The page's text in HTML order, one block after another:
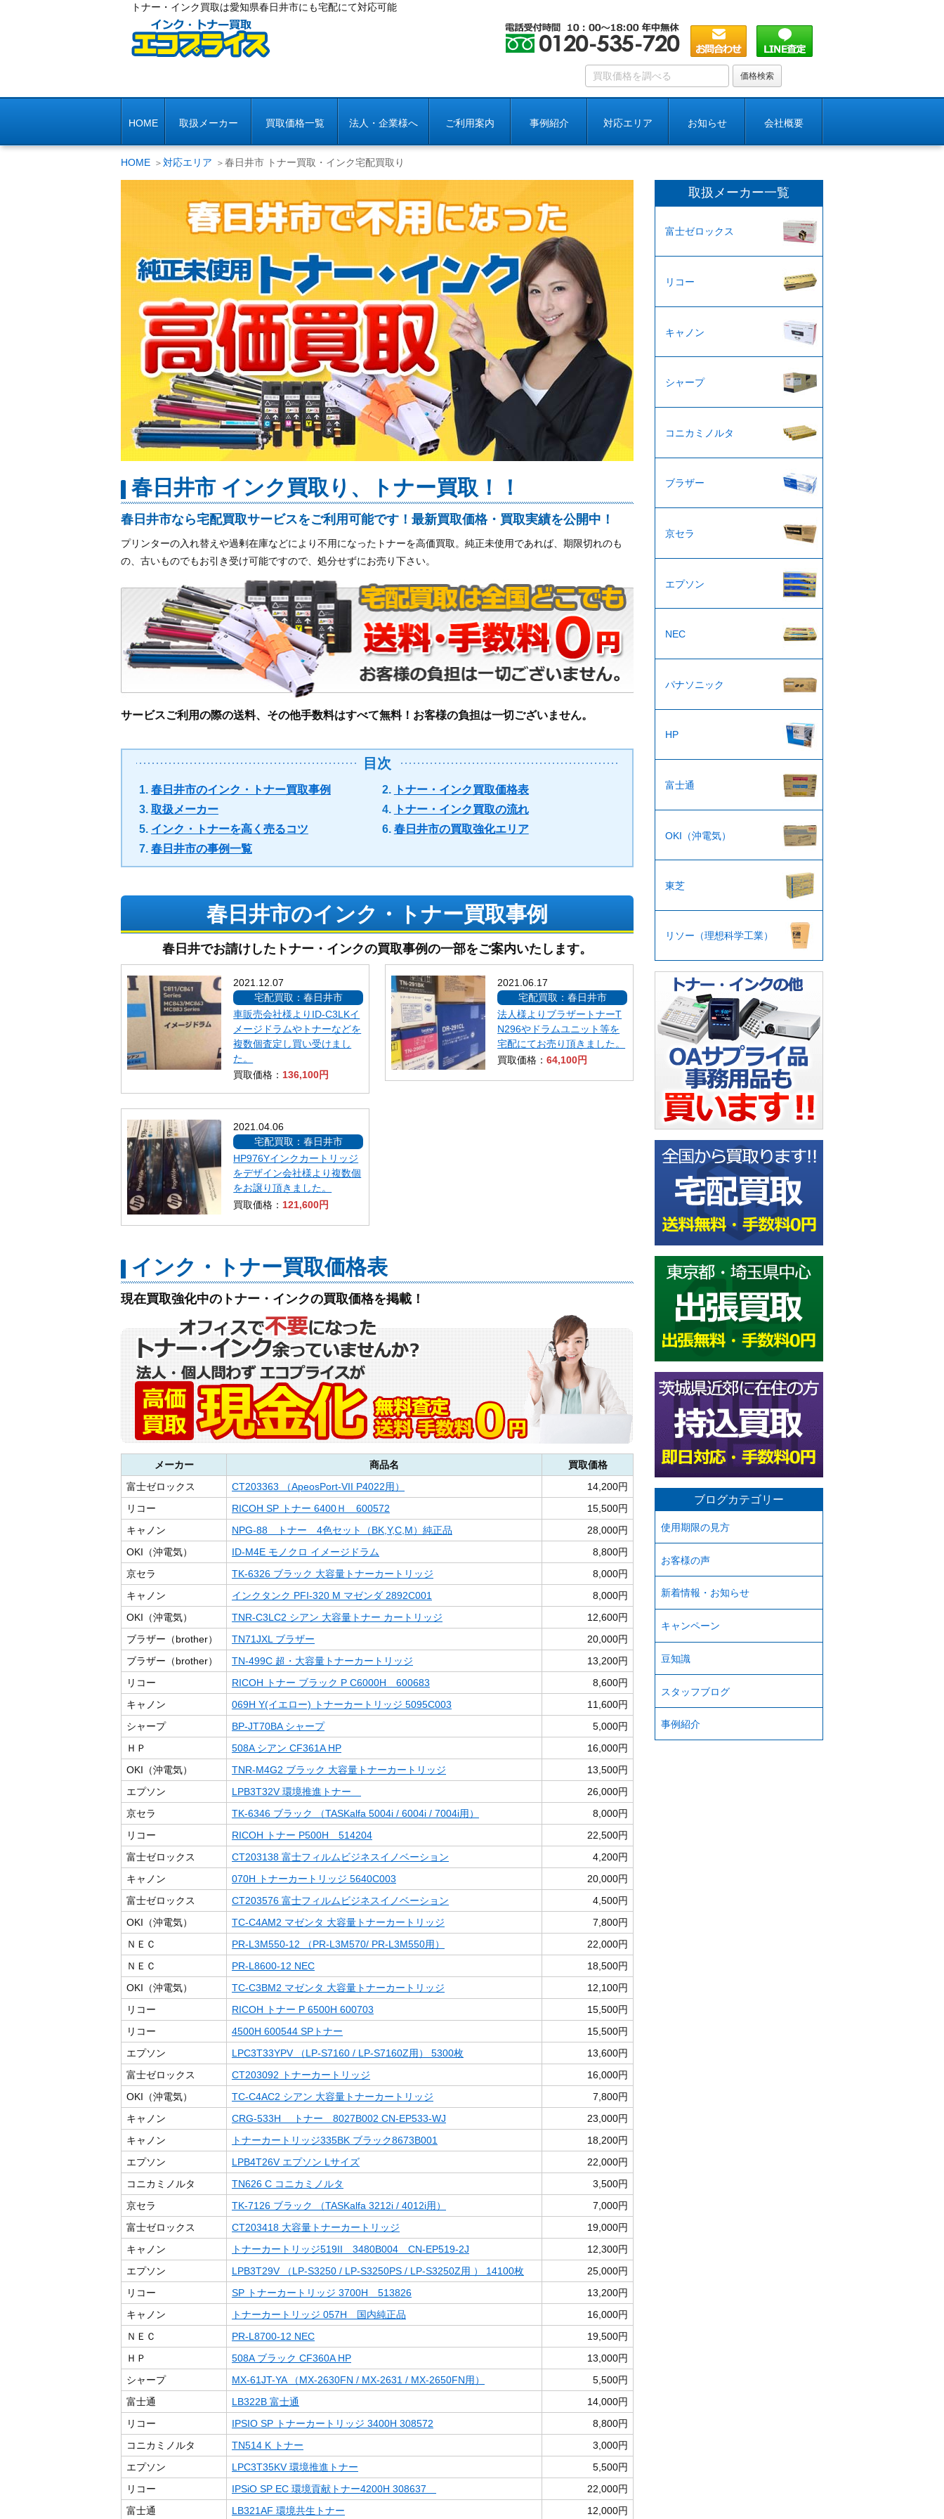
トナー・インク買取は愛知県春日井市にも宅配にて対応可能
HOME 取扱メーカー 買取価格一覧 法人・企業様へ ご利用案内 事例紹介 対応エリア お知らせ 会社概要
HOME 対応エリア 春日井市 トナー買取・インク宅配買取り
春日井市 インク買取り、トナー買取！！
春日井市なら宅配買取サービスをご利用可能です！最新買取価格・買取実績を公開中！
プリンターの入れ替えや過剰在庫などにより不用になったトナーを高価買取。純正未使用であれば、期限切れのも
の、古いものでもお引き受け可能ですので、処分せずにお売り下さい。
サービスご利用の際の送料、その他手数料はすべて無料！お客様の負担は一切ございません。
目次
春日井市のインク・トナー買取事例
トナー・インク買取価格表
取扱メーカー
トナー・インク買取の流れ
インク・トナーを高く売るコツ
春日井市の買取強化エリア
春日井市の事例一覧
春日井市のインク・トナー買取事例
春日井でお請けしたトナー・インクの買取事例の一部をご案内いたします。
2021.12.07
宅配買取：春日井市
車販売会社様よりID-C3LKイ
メージドラムやトナーなどを
複数個査定し買い受けまし
た。
買取価格：136,100円
2021.06.17
宅配買取：春日井市
法人様よりブラザートナーT
N296やドラムユニット等を
宅配にてお売り頂きました。
買取価格：64,100円
2021.04.06
宅配買取：春日井市
HP976Yインクカートリッジ
をデザイン会社様より複数個
をお譲り頂きました。
買取価格： 121,600円
インク・トナー買取価格表
現在買取強化中のトナー・インクの買取価格を掲載！
メーカー 商品名
買取価格
富士ゼロックス
CT203363 （ApeosPort-VII P4022用）
14,200円
リコー
RICOH SP トナー 6400Ｈ 600572
15,500円
キャノン
NPG-88 トナー 4色セット（BK,Y,C,M）純正品
28,000円
OKI（沖電気）
ID-M4E モノクロ イメージドラム
8,800円
京セラ
TK-6326 ブラック 大容量トナーカートリッジ
8,000円
キャノン
インクタンク PFI-320 M マゼンダ 2892C001
8,000円
OKI（沖電気）
TNR-C3LC2 シアン 大容量トナー カートリッジ
12,600円
ブラザー（brother）
TN71JXL ブラザー
20,000円
ブラザー（brother）
TN-499C 超・大容量トナーカートリッジ
13,200円
リコー
RICOH トナー ブラック P C6000H 600683
8,600円
キャノン
069H Y(イエロー) トナーカートリッジ 5095C003
11,600円
シャープ
BP-JT70BA シャープ
5,000円
ＨＰ
508A シアン CF361A HP
16,000円
OKI（沖電気）
TNR-M4G2 ブラック 大容量トナーカートリッジ
13,500円
エプソン
LPB3T32V 環境推進トナー
26,000円
京セラ
TK-6346 ブラック （TASKalfa 5004i / 6004i / 7004i用）
8,000円
リコー
RICOH トナー P500H 514204
22,500円
富士ゼロックス
CT203138 富士フィルムビジネスイノベーション
4,200円
キャノン
070H トナーカートリッジ 5640C003
20,000円
富士ゼロックス
CT203576 富士フィルムビジネスイノベーション
4,500円
OKI（沖電気）
TC-C4AM2 マゼンタ 大容量トナーカートリッジ
7,800円
ＮＥＣ
PR-L3M550-12 （PR-L3M570/ PR-L3M550用）
22,000円
ＮＥＣ
PR-L8600-12 NEC
18,500円
OKI（沖電気）
TC-C3BM2 マゼンタ 大容量トナーカートリッジ
12,100円
リコー
RICOH トナー P 6500H 600703
15,500円
リコー
4500H 600544 SPトナー
15,500円
エプソン
LPC3T33YPV （LP-S7160 / LP-S7160Z用） 5300枚
13,600円
富士ゼロックス
CT203092 トナーカートリッジ
16,000円
OKI（沖電気）
TC-C4AC2 シアン 大容量トナーカートリッジ
7,800円
キャノン
CRG-533H トナー 8027B002 CN-EP533-WJ
23,000円
キャノン
トナーカートリッジ335BK ブラック8673B001
18,200円
エプソン
LPB4T26V エプソン Lサイズ
22,000円
コニカミノルタ
TN626 C コニカミノルタ
3,500円
京セラ
TK-7126 ブラック （TASKalfa 3212i / 4012i用）
7,000円
富士ゼロックス
CT203418 大容量トナーカートリッジ
19,000円
キャノン
トナーカートリッジ519II 3480B004 CN-EP519-2J
12,300円
エプソン
LPB3T29V （LP-S3250 / LP-S3250PS / LP-S3250Z用 ） 14100枚
25,000円
リコー
SP トナーカートリッジ 3700H 513826
13,200円
キャノン
トナーカートリッジ 057H 国内純正品
16,000円
ＮＥＣ
PR-L8700-12 NEC
19,500円
ＨＰ
508A ブラック CF360A HP
13,000円
シャープ
MX-61JT-YA （MX-2630FN / MX-2631 / MX-2650FN用）
5,500円
富士通
LB322B 富士通
14,000円
リコー
IPSIO SP トナーカートリッジ 3400H 308572
8,800円
コニカミノルタ
TN514 K トナー
3,000円
エプソン
LPC3T35KV 環境推進トナー
5,500円
リコー
IPSiO SP EC 環境貢献トナー4200H 308637
22,000円
富士通
LB321AF 環境共生トナー 12,000円
取扱メーカー一覧
富士ゼロックス
リコー
キャノン
シャープ
コニカミノルタ
ブラザー
京セラ
エプソン
NEC
パナソニック
HP
富士通
OKI（沖電気）
東芝
リソー（理想科学工業）
ブログカテゴリー
使用期限の見方
お客様の声
新着情報・お知らせ
キャンペーン
豆知識
スタッフブログ
事例紹介